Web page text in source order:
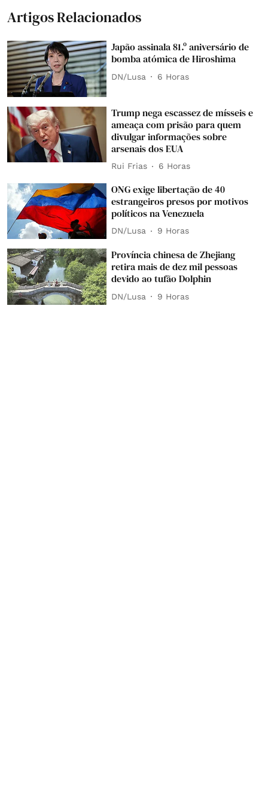
Artigos Relacionados
Japão assinala 81.º aniversário de
bomba atómica de Hiroshima
DN/Lusa 6 Horas
Trump nega escassez de mísseis e
ameaça com prisão para quem
divulgar informações sobre
arsenais dos EUA
Rui Frias 6 Horas
ONG exige libertação de 40
estrangeiros presos por motivos
políticos na Venezuela
DN/Lusa 9 Horas
Província chinesa de Zhejiang
retira mais de dez mil pessoas
devido ao tufão Dolphin
DN/Lusa 9 Horas